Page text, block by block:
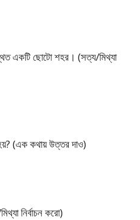
একটি ছোটো শহর। (সত্য/মিথ্যা
হয়? (এক কথায় উত্তর দাও)
নির্বাচন করো)